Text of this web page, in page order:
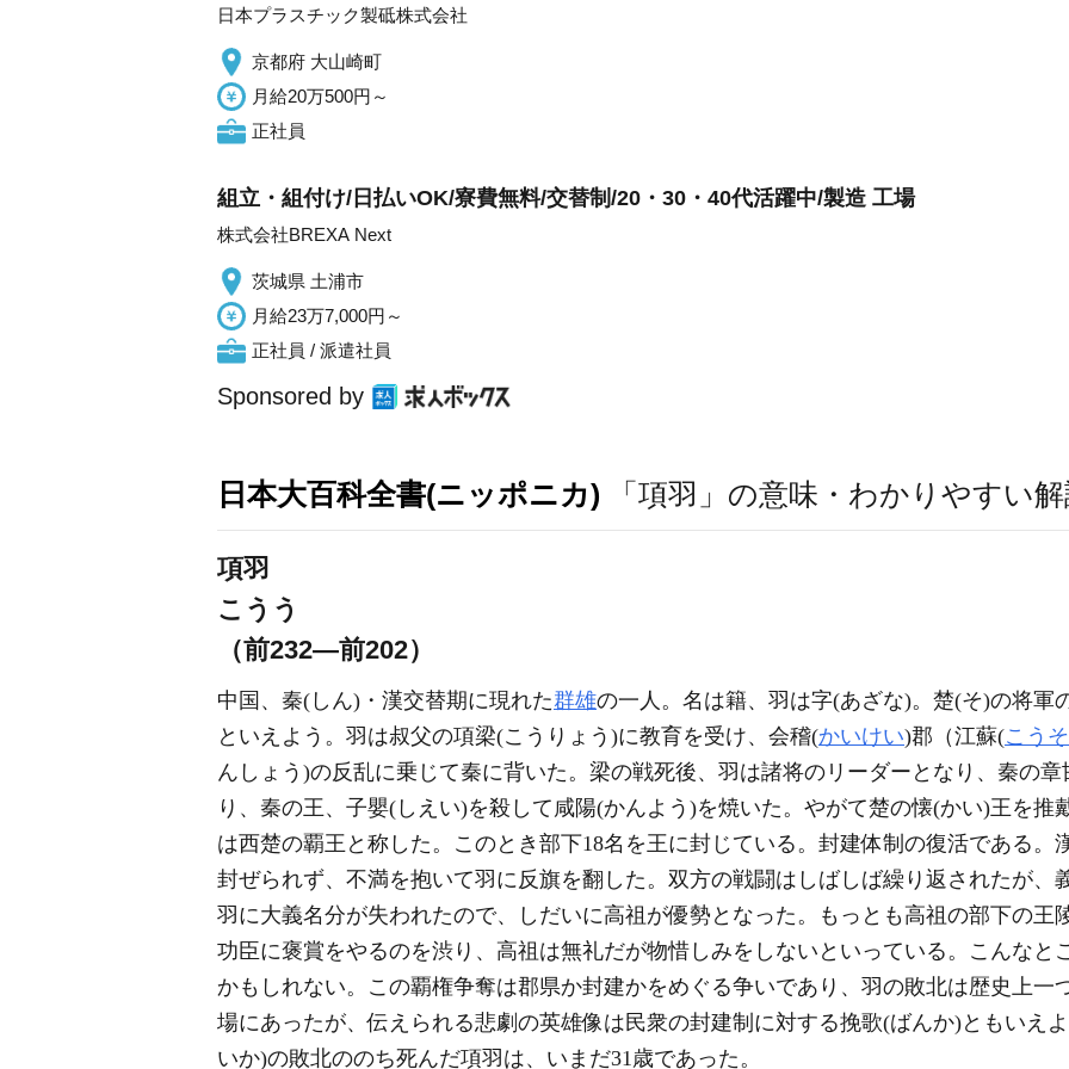
日本プラスチック製砥株式会社
京都府 大山崎町
月給20万500円～
正社員
組立・組付け/日払いOK/寮費無料/交替制/20・30・40代活躍中/製造 工場
株式会社BREXA Next
茨城県 土浦市
月給23万7,000円～
正社員 / 派遣社員
Sponsored by
日本大百科全書(ニッポニカ) 「項羽」の意味・わかりやすい
項羽
こうう
（前232―前202）
中国、秦(しん)・漢交替期に現れた群雄の一人。名は籍、羽は字(あざな)。楚(そ)の将軍
といえよう。羽は叔父の項梁(こうりょう)に教育を受け、会稽(かいけい)郡（江蘇(こうそ
んしょう)の反乱に乗じて秦に背いた。梁の戦死後、羽は諸将のリーダーとなり、秦の章
り、秦の王、子嬰(しえい)を殺して咸陽(かんよう)を焼いた。やがて楚の懐(かい)王を推
は西楚の覇王と称した。このとき部下18名を王に封じている。封建体制の復活である。
封ぜられず、不満を抱いて羽に反旗を翻した。双方の戦闘はしばしば繰り返されたが、
羽に大義名分が失われたので、しだいに高祖が優勢となった。もっとも高祖の部下の王
功臣に褒賞をやるのを渋り、高祖は無礼だが物惜しみをしないといっている。こんなと
かもしれない。この覇権争奪は郡県か封建かをめぐる争いであり、羽の敗北は歴史上一
場にあったが、伝えられる悲劇の英雄像は民衆の封建制に対する挽歌(ばんか)ともいえ
いか)の敗北ののち死んだ項羽は、いまだ31歳であった。